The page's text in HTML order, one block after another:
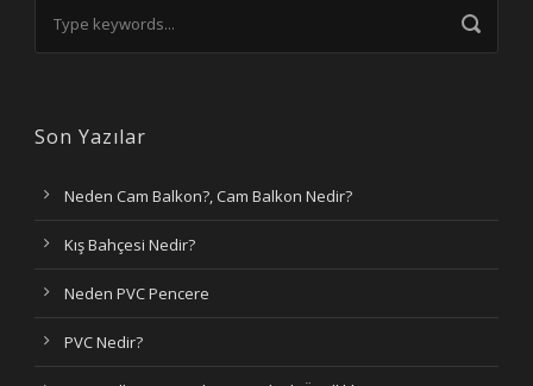
Son Yazılar
Neden Cam Balkon?, Cam Balkon Nedir?
Kış Bahçesi Nedir?
Neden PVC Pencere
PVC Nedir?